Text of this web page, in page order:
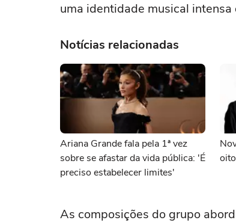
uma identidade musical intensa
Notícias relacionadas
Ariana Grande fala pela 1ª vez
sobre se afastar da vida pública: 'É
preciso estabelecer limites'
As composições do grupo